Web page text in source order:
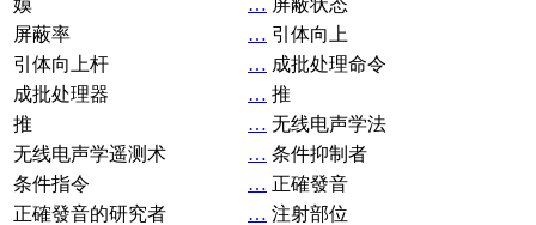
屏蔽率
… 引体向上
引体向上杆
… 成批处理命令
成批处理器
… 推
推
… 无线电声学法
无线电声学遥测术
… 条件抑制者
条件指令
… 正確發音
正確發音的研究者
… 注射部位